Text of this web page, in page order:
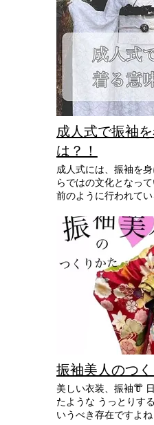
んか？？ そんな時は
いつもの着物はその
ラッと印象が変わり
は、、 ☾ 色を変える ☾ 柄を変える ☾ 帯の
種類を変える ☾ 織りと染めを変える 同じ色
味でも柄を変えるだ
りますよ·͜· ︎︎ᕷ 織りの
これもまた、びっく
ます👌🏻 ̖́-‬ セットした
く 手持ちの別の帯を
ーディネートを楽しん
といい組み合わせがで
今までチャレンジし
アレンジしてみるの
枚に帯3本のtrivia
成人式で振袖
は？！
成人式には、振袖を
らではの文化となっ
前のように行われてい
行なわれる行事なの
ているのです。 成人
😳！ 太平洋戦争が終
時代を担っていく若
22年11月22日に開催
ひとりが 大人の一員
持って責任を果たす
と 成人式が始まった
で振袖を着る意味は
振袖は、未婚女性が
最も格式が高い第一
ある振袖を身に付ける
たという自覚を持てま
度の大切な節目でも
けるに相応しい場だ
って幸せになれるよ
振袖美人のつ
美しい衣装、振袖👘
たような うっとりす
いうべき存在ですよね